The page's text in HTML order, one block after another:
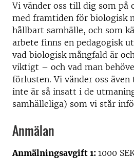
Vi vänder oss till dig som på
med framtiden för biologisk
hållbart samhälle, och som
arbete finns en pedagogisk
vad biologisk mångfald är
viktigt – och vad man
förlusten. Vi vänder oss
inte är så insatt i de
samhälleliga) som vi står
Anmälan
Anmälningsavgift 1: 1000